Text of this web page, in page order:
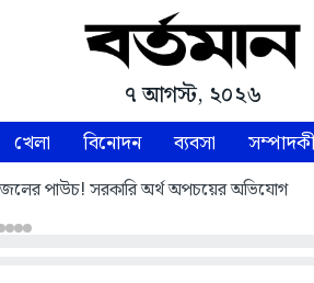
৭ আগস্ট, ২০২৬
খেলা বিনোদন ব্যবসা
পাউচ! সরকারি অর্থ অপচয়ের অভিযোগ